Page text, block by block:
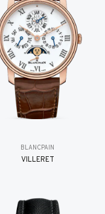
BLANCPAIN
VILLERET